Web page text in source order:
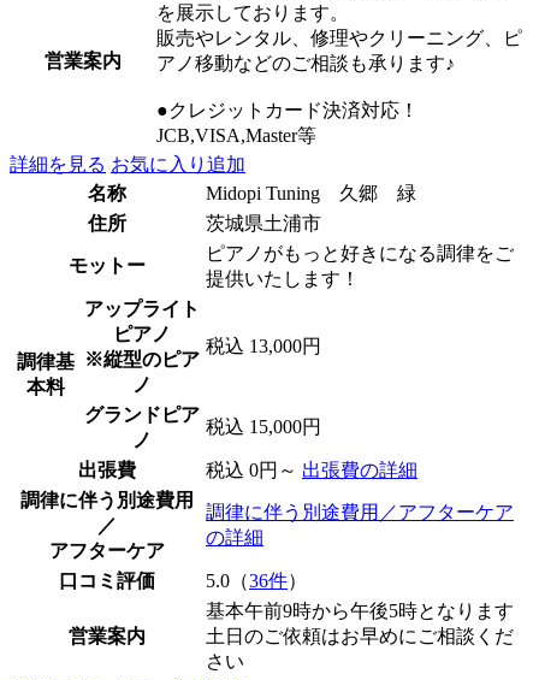
営業案内
を展示しております。
販売やレンタル、修理やクリーニング、ピ
アノ移動などのご相談も承ります♪
●クレジットカード決済対応！
JCB,VISA,Master等
詳細を見る お気に入り追加
名称
Midopi Tuning 久郷 緑
住所
茨城県土浦市
モットー
ピアノがもっと好きになる調律をご
提供いたします！
調律基
本料
アップライト
ピアノ
※縦型のピア
ノ
税込 13,000円
グランドピア
ノ
税込 15,000円
出張費 税込 0円～ 出張費の詳細
調律に伴う別途費用
／
アフターケア
調律に伴う別途費用／アフターケア
の詳細
口コミ評価 5.0（36件）
営業案内
基本午前9時から午後5時となります
土日のご依頼はお早めにご相談くだ
さい